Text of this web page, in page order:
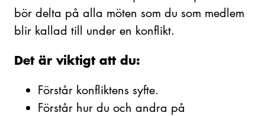
bör delta på alla möten som du som medlem
blir kallad till under en konflikt.
Det är viktigt att du:
Förstår konfliktens syfte.
Förstår hur du och andra på